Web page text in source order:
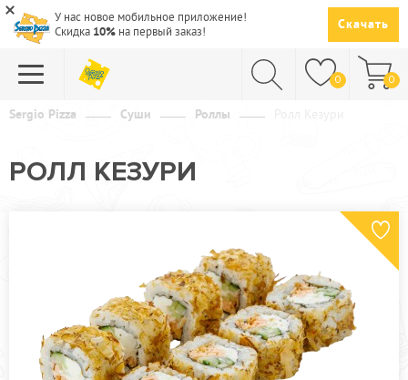
У нас новое мобильное приложение!
Скидка 10% на первый заказ! Скачать
0 0
СУШИ
ГОРЯЧЕЕ
СУПЫ
НАПИТКИ
Sergio Pizza Суши Роллы
РОЛЛ КЕЗУРИ